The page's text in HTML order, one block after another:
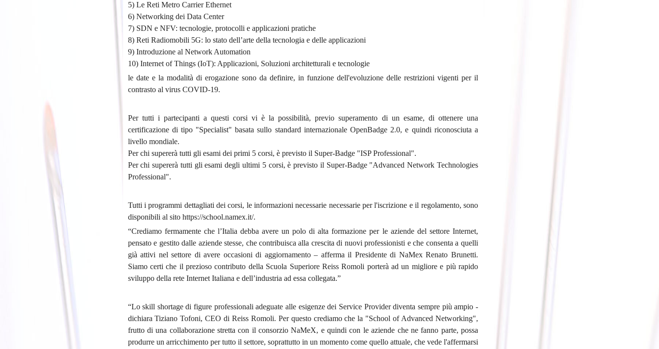
5) Le Reti Metro Carrier Ethernet
6) Networking dei Data Center
7) SDN e NFV: tecnologie, protocolli e applicazioni pratiche
8) Reti Radiomobili 5G: lo stato dell’arte della tecnologia e delle applicazioni
9) Introduzione al Network Automation
10) Internet of Things (IoT): Applicazioni, Soluzioni architetturali e tecnologie
le date e la modalità di erogazione sono da definire, in funzione dell'evoluzione delle restrizioni vigenti per il
contrasto al virus COVID-19.
Per tutti i partecipanti a questi corsi vi è la possibilità, previo superamento di un esame, di ottenere una
certificazione di tipo "Specialist" basata sullo standard internazionale OpenBadge 2.0, e quindi riconosciuta a
livello mondiale.
Per chi supererà tutti gli esami dei primi 5 corsi, è previsto il Super-Badge "ISP Professional".
Per chi supererà tutti gli esami degli ultimi 5 corsi, è previsto il Super-Badge "Advanced Network Technologies
Professional".
Tutti i programmi dettagliati dei corsi, le informazioni necessarie necessarie per l'iscrizione e il regolamento, sono
disponibili al sito https://school.namex.it/.
“Crediamo fermamente che l’Italia debba avere un polo di alta formazione per le aziende del settore Internet,
pensato e gestito dalle aziende stesse, che contribuisca alla crescita di nuovi professionisti e che consenta a quelli
già attivi nel settore di avere occasioni di aggiornamento – afferma il Presidente di NaMex Renato Brunetti.
Siamo certi che il prezioso contributo della Scuola Superiore Reiss Romoli porterà ad un migliore e più rapido
sviluppo della rete Internet Italiana e dell’industria ad essa collegata.”
“Lo skill shortage di figure professionali adeguate alle esigenze dei Service Provider diventa sempre più ampio -
dichiara Tiziano Tofoni, CEO di Reiss Romoli. Per questo crediamo che la "School of Advanced Networking",
frutto di una collaborazione stretta con il consorzio NaMeX, e quindi con le aziende che ne fanno parte, possa
produrre un arricchimento per tutto il settore, soprattutto in un momento come quello attuale, che vede l'affermarsi